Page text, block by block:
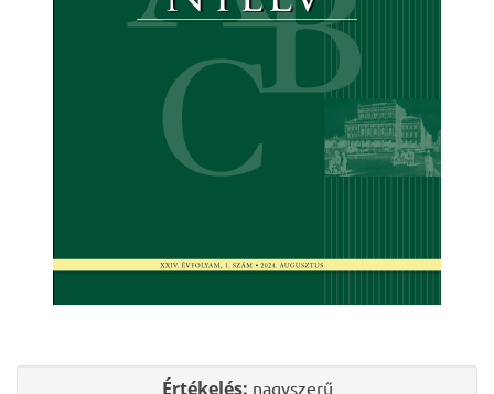
Értékelés: nagyszerű